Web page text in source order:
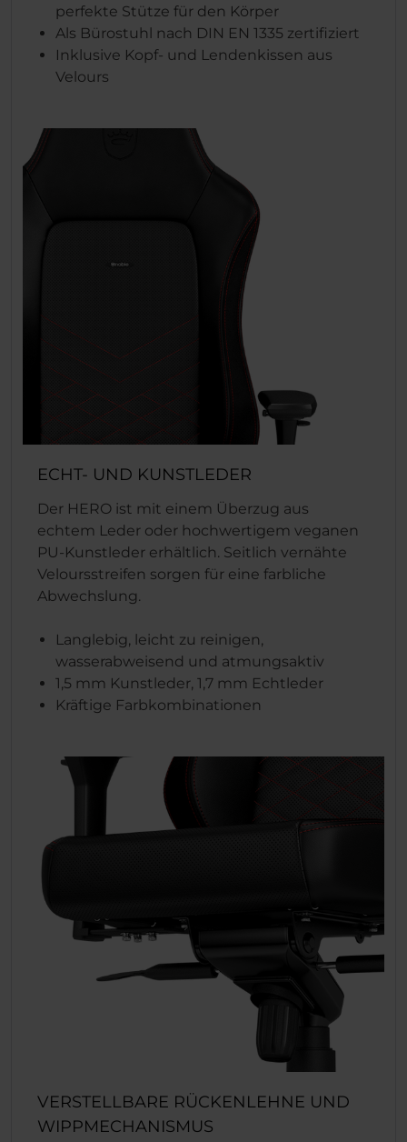
perfekte Stütze für den Körper
Als Bürostuhl nach DIN EN 1335 zertifiziert
Inklusive Kopf- und Lendenkissen aus
Velours
ECHT- UND KUNSTLEDER
Der HERO ist mit einem Überzug aus
echtem Leder oder hochwertigem veganen
PU-Kunstleder erhältlich. Seitlich vernähte
Veloursstreifen sorgen für eine farbliche
Abwechslung.
Langlebig, leicht zu reinigen,
wasserabweisend und atmungsaktiv
1,5 mm Kunstleder, 1,7 mm Echtleder
Kräftige Farbkombinationen
VERSTELLBARE RÜCKENLEHNE UND
WIPPMECHANISMUS